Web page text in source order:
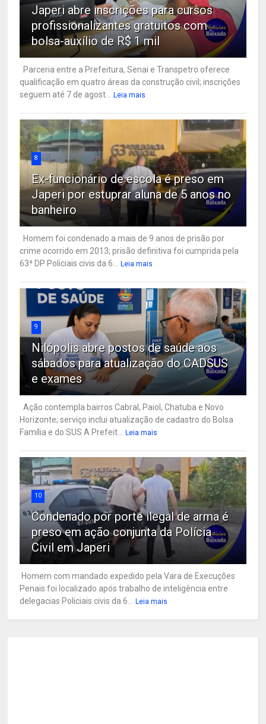
Japeri abre inscrições para cursos
profissionalizantes gratuitos com
bolsa-auxílio de R$ 1 mil
Parceria entre a Prefeitura, Senai e Transpetro oferece
qualificação em quatro áreas da construção civil; inscrições
seguem até 7 de agost...
Leia mais
8
Ex-funcionário de escola é preso em
Japeri por estuprar aluna de 5 anos no
banheiro
Homem foi condenado a mais de 9 anos de prisão por
crime ocorrido em 2013; prisão definitiva foi cumprida pela
63ª DP Policiais civis da 6...
Leia mais
9
Nilópolis abre postos de saúde aos
sábados para atualização do CADSUS
e exames
Ação contempla bairros Cabral, Paiol, Chatuba e Novo
Horizonte; serviço inclui atualização de cadastro do Bolsa
Família e do SUS A Prefeit...
Leia mais
10
Condenado por porte ilegal de arma é
preso em ação conjunta da Polícia
Civil em Japeri
Homem com mandado expedido pela Vara de Execuções
Penais foi localizado após trabalho de inteligência entre
delegacias Policiais civis da 6...
Leia mais